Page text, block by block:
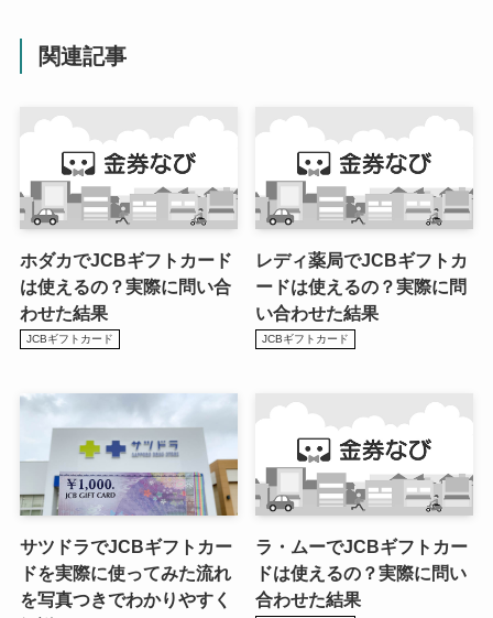
関連記事
ホダカでJCBギフトカード
は使えるの？実際に問い合
わせた結果
JCBギフトカード
レディ薬局でJCBギフトカ
ードは使えるの？実際に問
い合わせた結果
JCBギフトカード
サツドラでJCBギフトカー
ドを実際に使ってみた流れ
を写真つきでわかりやすく
ラ・ムーでJCBギフトカー
ドは使えるの？実際に問い
合わせた結果